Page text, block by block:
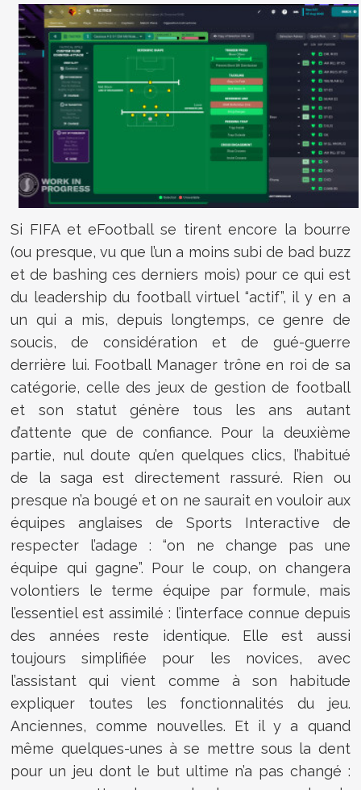
Si FIFA et eFootball se tirent encore la bourre
(ou presque, vu que l’un a moins subi de bad buzz
et de bashing ces derniers mois) pour ce qui est
du leadership du football virtuel “actif”, il y en a
un qui a mis, depuis longtemps, ce genre de
soucis, de considération et de gué-guerre
derrière lui. Football Manager trône en roi de sa
catégorie, celle des jeux de gestion de football
et son statut génère tous les ans autant
d’attente que de confiance. Pour la deuxième
partie, nul doute qu’en quelques clics, l’habitué
de la saga est directement rassuré. Rien ou
presque n’a bougé et on ne saurait en vouloir aux
équipes anglaises de Sports Interactive de
respecter l’adage : “on ne change pas une
équipe qui gagne”. Pour le coup, on changera
volontiers le terme équipe par formule, mais
l’essentiel est assimilé : l’interface connue depuis
des années reste identique. Elle est aussi
toujours simplifiée pour les novices, avec
l’assistant qui vient comme à son habitude
expliquer toutes les fonctionnalités du jeu.
Anciennes, comme nouvelles. Et il y a quand
même quelques-unes à se mettre sous la dent
pour un jeu dont le but ultime n’a pas changé :